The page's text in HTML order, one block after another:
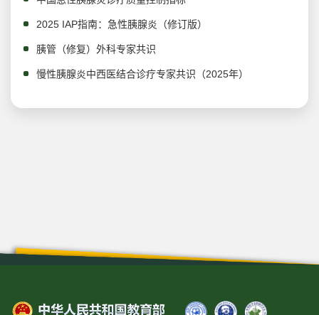
2025 IAP指南：急性胰腺炎（修订版）
胰管（修复）外科专家共识
慢性胰腺炎中西医结合诊疗专家共识（2025年）